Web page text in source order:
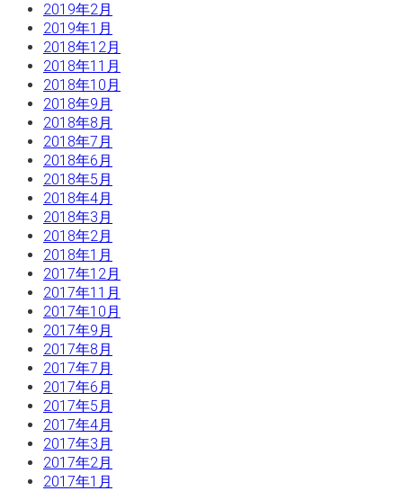
2019年2月
2019年1月
2018年12月
2018年11月
2018年10月
2018年9月
2018年8月
2018年7月
2018年6月
2018年5月
2018年4月
2018年3月
2018年2月
2018年1月
2017年12月
2017年11月
2017年10月
2017年9月
2017年8月
2017年7月
2017年6月
2017年5月
2017年4月
2017年3月
2017年2月
2017年1月